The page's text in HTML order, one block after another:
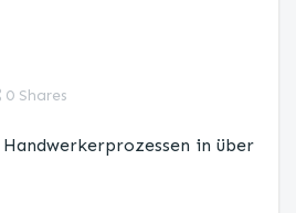
0 Shares
in über